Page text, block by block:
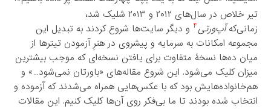
تیر خلاص در سال‌های ۲۰۱۲ و ۲۰۱۳ شلیک شد،
زمانی‌کهآپ‌ورتی۴ و دیگر سایت‌ها شروع کردند به تبدیل این
مجموعه امکانات به سرمایه و پیشروی در هنرِ آزمودن تیترها از
میان ده‌ها نسخۀ متفاوت برای یافتن نسخه‌ای که موجب بیشترین
میزان کلیک می‌شود. این شروع مقاله‌های «باورتان نمی‌شود…» و
هم‌خانواده‌هایش بود که با عکس‌هایی همراه می‌شدند که آزموده و
انتخاب شده بودند تا ما بی‌فکر روی آن‌ها کلیک کنیم. این مقالات